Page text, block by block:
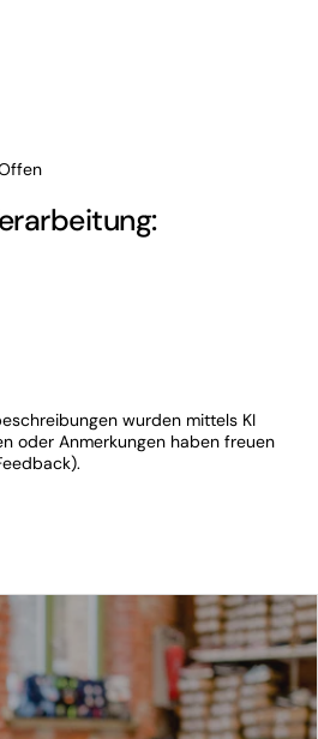
wurden mittels KI
oder Anmerkungen haben freuen